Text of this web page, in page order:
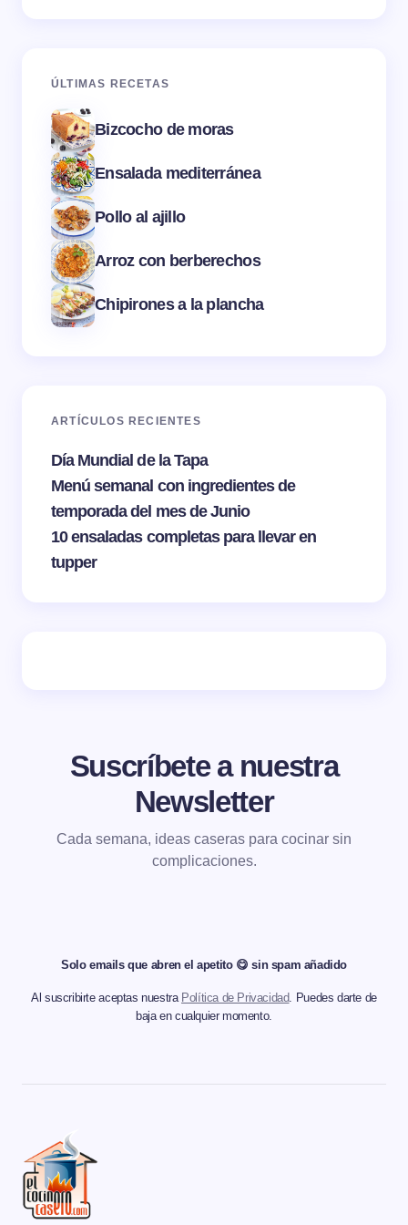
ÚLTIMAS RECETAS
Bizcocho de moras
Ensalada mediterránea
Pollo al ajillo
Arroz con berberechos
Chipirones a la plancha
ARTÍCULOS RECIENTES
Día Mundial de la Tapa
Menú semanal con ingredientes de
temporada del mes de Junio
10 ensaladas completas para llevar en
tupper
Suscríbete a nuestra
Newsletter
Cada semana, ideas caseras para cocinar sin
complicaciones.
Solo emails que abren el apetito 😋 sin spam añadido
Al suscribirte aceptas nuestra Política de Privacidad. Puedes darte de
baja en cualquier momento.